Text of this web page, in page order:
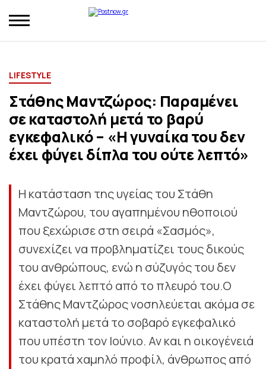
LIFESTYLE
Στάθης Μαντζώρος: Παραμένει
σε καταστολή μετά το βαρύ
εγκεφαλικό – «Η γυναίκα του δεν
έχει φύγει δίπλα του ούτε λεπτό»
Η κατάσταση της υγείας του Στάθη
Μαντζώρου, του αγαπημένου ηθοποιού
που ξεχώρισε στη σειρά «Σασμός»,
συνεχίζει να προβληματίζει τους δικούς
του ανθρώπους, ενώ η σύζυγός του δεν
έχει φύγει λεπτό από το πλευρό του.Ο
Στάθης Μαντζώρος νοσηλεύεται ακόμα σε
καταστολή μετά το σοβαρό εγκεφαλικό
που υπέστη τον Ιούνιο. Αν και η οικογένειά
του κρατά χαμηλό προφίλ, άνθρωπος από